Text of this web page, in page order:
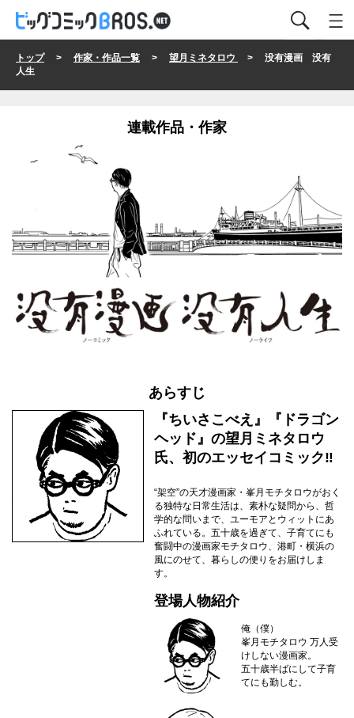
トップ> 作家・作品一覧 > 望月ミネタロウ
> 没有漫画 没有
人生
連載作品・作家
あらすじ
『ちいさこべえ』『ドラゴン
ヘッド』の望月ミネタロウ
氏、初のエッセイコミック‼︎
“架空”の天才漫画家・峯月モチタロウがおく
る独特な日常生活は、素朴な疑問から、哲
学的な問いまで、ユーモアとウィットにあ
ふれている。五十歳を過ぎて、子育てにも
奮闘中の漫画家モチタロウ、港町・横浜の
風にのせて、暮らしの便りをお届けしま
す。
登場人物紹介
俺（僕）
峯月モチタロウ 万人受
けしない漫画家。
五十歳半ばにして子育
てにも勤しむ。